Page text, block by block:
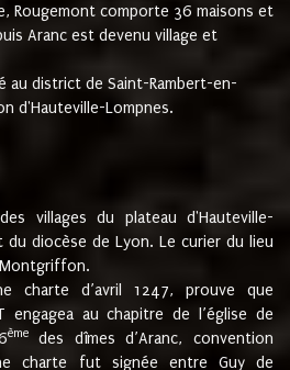
Rougemont comporte 36 maisons et
Aranc est devenu village et
au district de Saint-Rambert-en-
d'Hauteville-Lompnes.
villages du plateau d'Hauteville-
du diocèse de Lyon. Le curier du lieu
charte d’avril 1247, prouve que
engagea au chapitre de l’église de
èmedes dîmes d’Aranc, convention
charte fut signée entre Guy de